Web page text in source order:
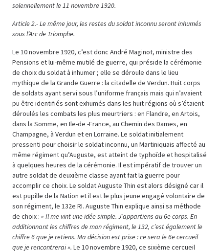
solennellement le 11 novembre 1920.
Article 2.- Le même jour, les restes du soldat inconnu seront inhumés
sous l’Arc de Triomphe.
Le 10 novembre 1920, c’est donc André Maginot, ministre des
Pensions et lui-même mutilé de guerre, qui préside la cérémonie
de choix du soldat à inhumer ; elle se déroule dans le lieu
mythique de la Grande Guerre : la citadelle de Verdun. Huit corps
de soldats ayant servi sous l’uniforme français mais qui n’avaient
pu être identifiés sont exhumés dans les huit régions où s’étaient
déroulés les combats les plus meurtriers : en Flandre, en Artois,
dans la Somme, en Ile-de -France, au Chemin des Dames, en
Champagne, à Verdun et en Lorraine. Le soldat initialement
pressenti pour choisir le soldat inconnu, un Martiniquais affecté au
même régiment qu’Auguste, est atteint de typhoïde et hospitalisé
à quelques heures de la cérémonie. Il est impératif de trouver un
autre soldat de deuxième classe ayant fait la guerre pour
accomplir ce choix. Le soldat Auguste Thin est alors désigné car il
est pupille de la Nation et il est le plus jeune engagé volontaire de
son régiment, le 132e RI. Auguste Thin explique ainsi sa méthode
de choix : « Il me vint une idée simple. J’appartiens au 6e corps. En
additionnant les chiffres de mon régiment, le 132, c’est également le
chiffre 6 que je retiens. Ma décision est prise : ce sera le 6e cercueil
que je rencontrerai ». Le 10 novembre 1920, ce sixième cercueil